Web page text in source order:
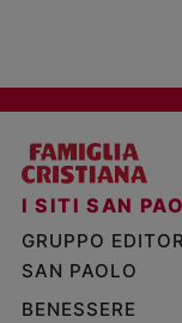
I SITI SAN
GRUPPO
SAN PAOLO
BENESSERE